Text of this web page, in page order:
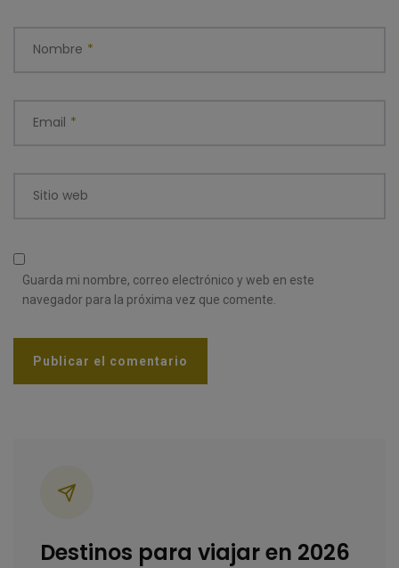
Nombre *
Email *
Sitio web
Guarda mi nombre, correo electrónico y web en este
navegador para la próxima vez que comente.
Destinos para viajar en 2026